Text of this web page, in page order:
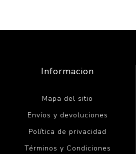
Informacion
Mapa del sitio
Envíos y devoluciones
Política de privacidad
Términos y Condiciones